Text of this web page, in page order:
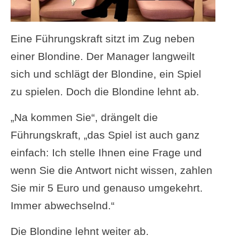
Eine Führungskraft sitzt im Zug neben
einer Blondine. Der Manager langweilt
sich und schlägt der Blondine, ein Spiel
zu spielen. Doch die Blondine lehnt ab.
„Na kommen Sie“, drängelt die
Führungskraft, „das Spiel ist auch ganz
einfach: Ich stelle Ihnen eine Frage und
wenn Sie die Antwort nicht wissen, zahlen
Sie mir 5 Euro und genauso umgekehrt.
Immer abwechselnd.“
Die Blondine lehnt weiter ab.